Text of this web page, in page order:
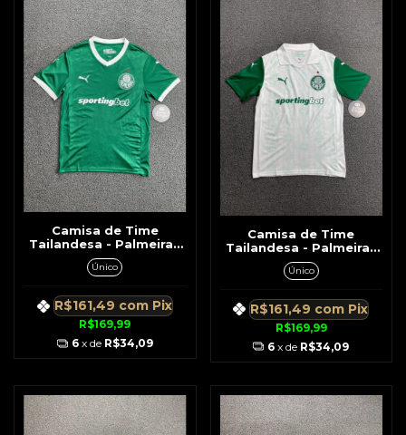
Camisa de Time
Tailandesa - Palmeiras
Verde Modelo 2025
Único
R$169,99
R$161,49 com Pix
6 x de R$34,09
Camisa de Time
Tailandesa - Palmeiras
Branca c/ Gola Detalhes
Verde
Único
R$169,99
R$161,49 com Pix
6 x de R$34,09